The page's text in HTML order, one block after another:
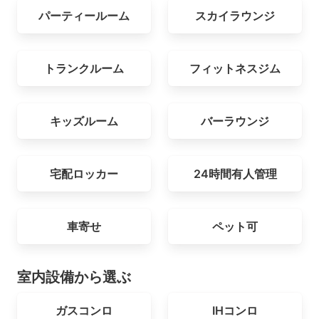
パーティールーム スカイラウンジ
トランクルーム フィットネスジム
キッズルーム バーラウンジ
宅配ロッカー 24時間有人管理
車寄せ ペット可
室内設備から選ぶ
ガスコンロ IHコンロ